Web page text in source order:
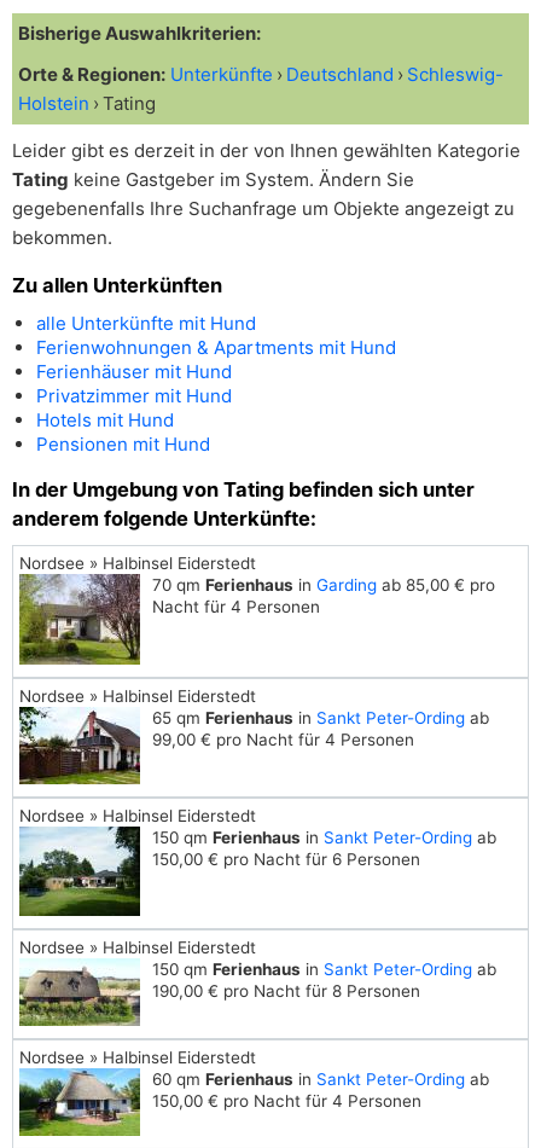
Bisherige Auswahlkriterien:
Orte & Regionen: Unterkünfte Deutschland
Schleswig-
Holstein
Tating
Leider gibt es derzeit in der von Ihnen gewählten Kategorie
Tating keine Gastgeber im System. Ändern Sie
gegebenenfalls Ihre Suchanfrage um Objekte angezeigt zu
bekommen.
Zu allen Unterkünften
alle Unterkünfte mit Hund
Ferienwohnungen & Apartments mit Hund
Ferienhäuser mit Hund
Privatzimmer mit Hund
Hotels mit Hund
Pensionen mit Hund
In der Umgebung von Tating befinden sich unter
anderem folgende Unterkünfte:
Nordsee » Halbinsel Eiderstedt
70 qm Ferienhaus in Garding ab 85,00 € pro
Nacht für 4 Personen
Nordsee » Halbinsel Eiderstedt
65 qm Ferienhaus in Sankt Peter-Ording ab
99,00 € pro Nacht für 4 Personen
Nordsee » Halbinsel Eiderstedt
150 qm Ferienhaus in Sankt Peter-Ording ab
150,00 € pro Nacht für 6 Personen
Nordsee » Halbinsel Eiderstedt
150 qm Ferienhaus in Sankt Peter-Ording ab
190,00 € pro Nacht für 8 Personen
Nordsee » Halbinsel Eiderstedt
60 qm Ferienhaus in Sankt Peter-Ording ab
150,00 € pro Nacht für 4 Personen